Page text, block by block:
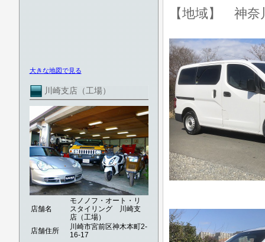
大きな地図で見る
川崎支店（工場）
店舗名
モノノフ・オート・リ
スタイリング 川崎支
店（工場）
店舗住所
川崎市宮前区神木本町2-
16-17
【地域】 神奈